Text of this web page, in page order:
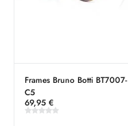
Frames Bruno Botti BT7007-
C5
69,95 €